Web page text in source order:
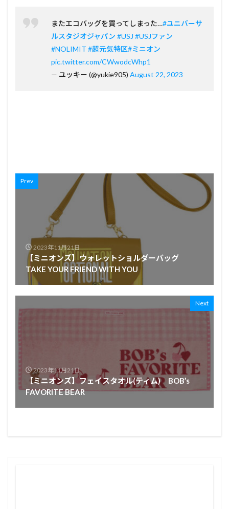
またエコバッグを買ってしまった…#ユニバーサ
ルスタジオジャパン #USJ #USJファン
#NOLIMIT #超元気特区#ミニオン
pic.twitter.com/CWwodcWhp1
— ユッキー (@yukie905) August 22, 2023
Prev
2023年11月21日
【ミニオンズ】ウォレットショルダーバッグ
TAKE YOUR FRIEND WITH YOU
Next
2023年11月21日
【ミニオンズ】フェイスタオル(ティム) BOB’s
FAVORITE BEAR